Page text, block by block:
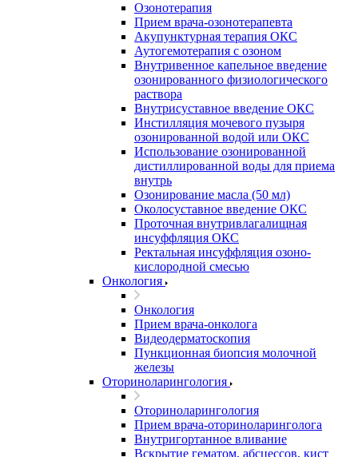
Озонотерапия
Прием врача-озонотерапевта
Акупунктурная терапия ОКС
Аутогемотерапия с озоном
Внутривенное капельное введение
озонированного физиологического
раствора
Внутрисуставное введение ОКС
Инстилляция мочевого пузыря
озонированной водой или ОКС
Использование озонированной
дистиллированной воды для приема
внутрь
Озонирование масла (50 мл)
Околосуставное введение ОКС
Проточная внутривлагалищная
инсуффляция ОКС
Ректальная инсуффляция озоно-
кислородной смесью
Онкология
Онкология
Прием врача-онколога
Видеодерматоскопия
Пункционная биопсия молочной
железы
Оториноларингология
Оториноларингология
Прием врача-оториноларинголога
Внутригортанное вливание
Вскрытие гематом, абсцессов, кист